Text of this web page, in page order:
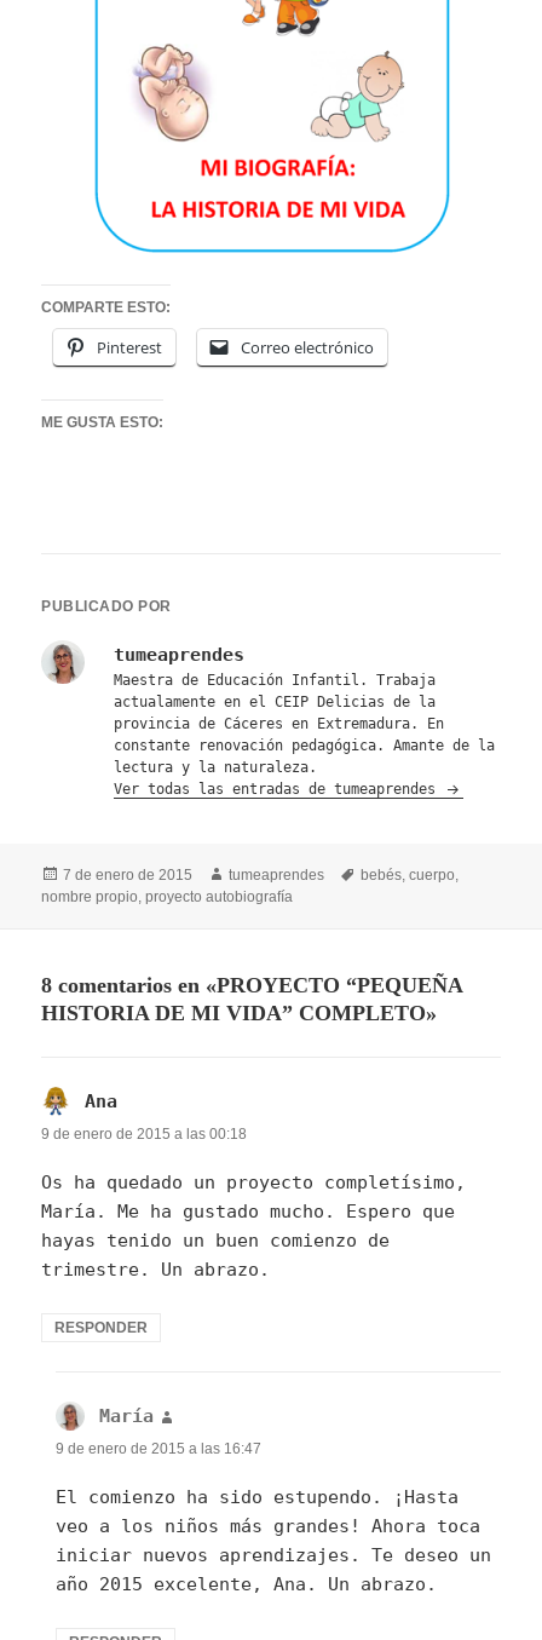
COMPARTE ESTO:
Pinterest Correo electrónico
ME GUSTA ESTO:
PUBLICADO POR
tumeaprendes
Maestra de Educación Infantil. Trabaja
actualamente en el CEIP Delicias de la
provincia de Cáceres en Extremadura. En
constante renovación pedagógica. Amante de la
lectura y la naturaleza.
Ver todas las entradas de tumeaprendes
Publicado
el
7 de enero de 2015 Autor
tumeaprendes Etiquetas
bebés,cuerpo,
nombre propio,proyecto autobiografía
8 comentarios en «PROYECTO “PEQUEÑA
HISTORIA DE MI VIDA” COMPLETO»
Ana
9 de enero de 2015 a las 00:18
Os ha quedado un proyecto completísimo,
María. Me ha gustado mucho. Espero que
hayas tenido un buen comienzo de
trimestre. Un abrazo.
RESPONDER
María
9 de enero de 2015 a las 16:47
El comienzo ha sido estupendo. ¡Hasta
veo a los niños más grandes! Ahora toca
iniciar nuevos aprendizajes. Te deseo un
año 2015 excelente, Ana. Un abrazo.